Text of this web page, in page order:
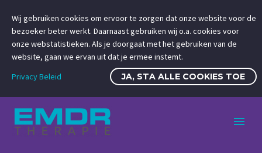
Wij gebruiken cookies om ervoor te zorgen dat onze website voor de
bezoeker beter werkt. Daarnaast gebruiken wij o.a. cookies voor
onze webstatistieken. Als je doorgaat met het gebruiken van de
website, gaan we ervan uit dat je ermee instemt.
Privacy Beleid
JA, STA ALLE COOKIES TOE